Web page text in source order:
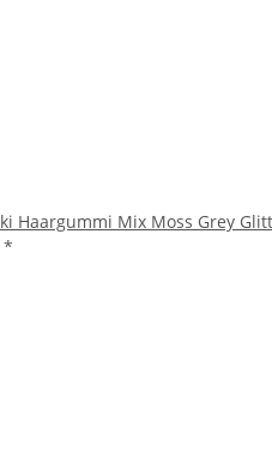
Haargummi Mix Moss Grey
*